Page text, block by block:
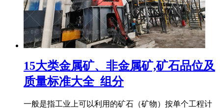
15大类金属矿、非金属矿,矿石品位及
质量标准大全_组分
一般是指工业上可以利用的矿石（矿物）按单个工程计